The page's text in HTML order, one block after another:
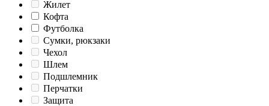
Жилет
Кофта
Футболка
Сумки, рюкзаки
Чехол
Шлем
Подшлемник
Перчатки
Защита